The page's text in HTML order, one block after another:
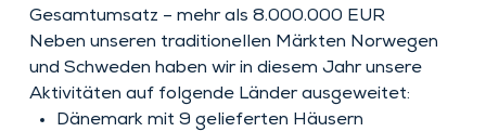
Gesamtumsatz – mehr als 8.000.000 EUR
Neben unseren traditionellen Märkten Norwegen
und Schweden haben wir in diesem Jahr unsere
Aktivitäten auf folgende Länder ausgeweitet:
Dänemark mit 9 gelieferten Häusern